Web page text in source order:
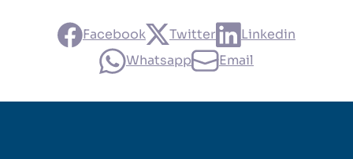
Facebook Twitter
Linkedin
Whatsapp
Email